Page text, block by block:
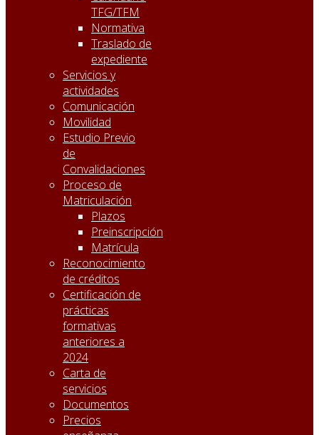
TFG/TFM
Normativa
Traslado de
expediente
Servicios y
actividades
Comunicación
Movilidad
Estudio Previo
de
Convalidaciones
Proceso de
Matriculación
Plazos
Preinscripción
Matrícula
Reconocimiento
de créditos
Certificación de
prácticas
formativas
anteriores a
2024
Carta de
servicios
Documentos
Precios